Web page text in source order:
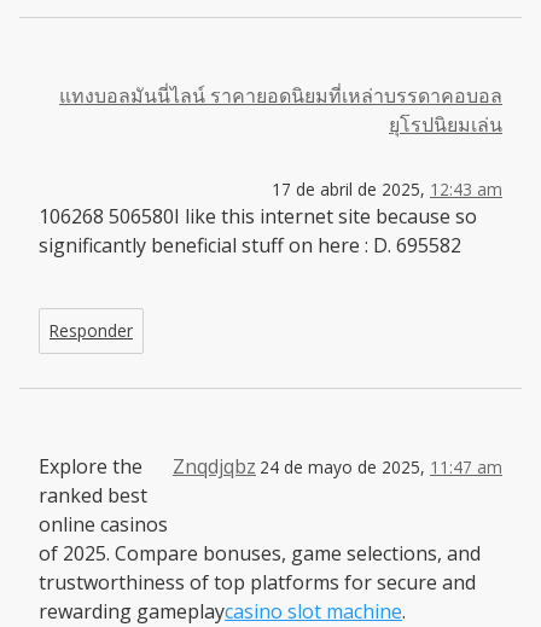
แทงบอลมันนี่ไลน์ ราคายอดนิยมที่เหล่าบรรดาคอบอล
ยุโรปนิยมเล่น
17 de abril de 2025, 12:43 am
106268 506580I like this internet site because so
significantly beneficial stuff on here : D. 695582
Responder
Znqdjqbz 24 de mayo de 2025, 11:47 am
Explore the
ranked best
online casinos
of 2025. Compare bonuses, game selections, and
trustworthiness of top platforms for secure and
rewarding gameplaycasino slot machine.